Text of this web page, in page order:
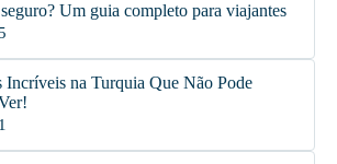
Um guia completo para viajantes
Incríveis na Turquia Que Não Pode